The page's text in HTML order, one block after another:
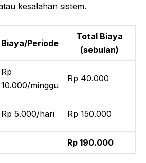
kesalahan sistem.
Biaya/Periode
Total Biaya
(sebulan)
Rp
10.000/minggu
Rp 40.000
Rp 5.000/hari Rp 150.000
Rp 190.000